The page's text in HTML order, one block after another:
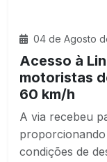
04 de Agosto
Acesso à
motoristas
60 km/h
A via recebeu
condições de